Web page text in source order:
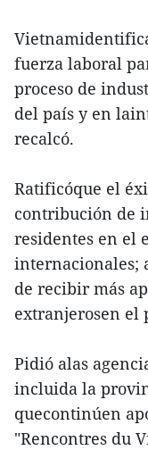
fuerza laboral
proceso de
del país y en
recalcó.
Ratificóque el
contribución de
residentes en el
internacionales;
de recibir más
extranjerosen el
Pidió alas
incluida la
quecontinúen
"Rencontres du